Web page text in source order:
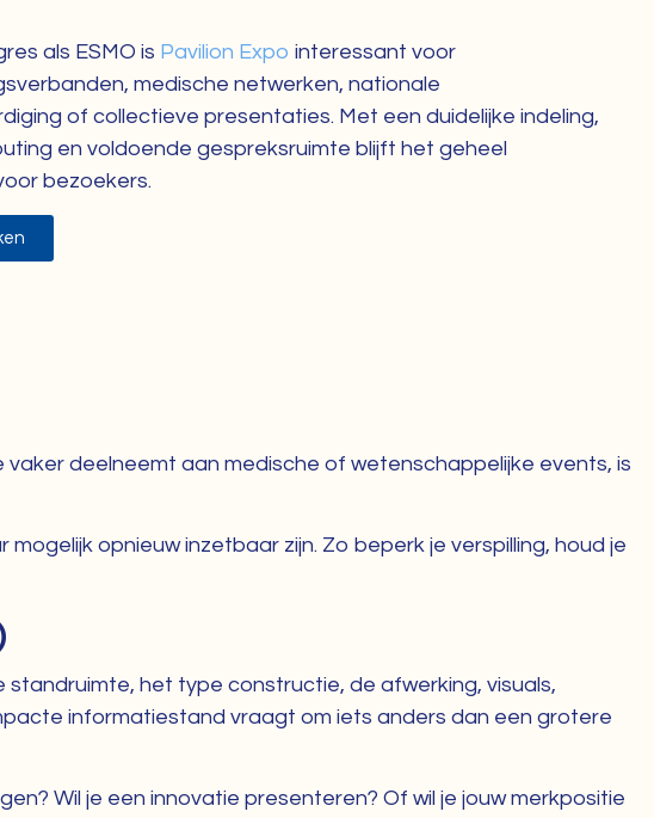
als ESMO is Pavilion Expo interessant voor
medische netwerken, nationale
of collectieve presentaties. Met een duidelijke indeling,
en voldoende gespreksruimte blijft het geheel
bezoekers.
deelneemt aan medische of wetenschappelijke events, is
opnieuw inzetbaar zijn. Zo beperk je verspilling, houd je
het type constructie, de afwerking, visuals,
informatiestand vraagt om iets anders dan een grotere
Wil je een innovatie presenteren? Of wil je jouw merkpositie